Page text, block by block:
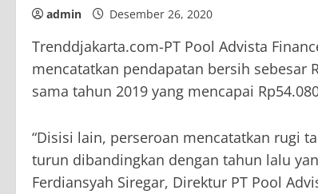
admin Desember 26, 2020
Trenddjakarta.com-PT Pool Advista
mencatatkan pendapatan bersih sebesar
sama tahun 2019 yang mencapai
“Disisi lain, perseroan mencatatkan rugi
turun dibandingkan dengan tahun lalu
Ferdiansyah Siregar, Direktur PT Pool